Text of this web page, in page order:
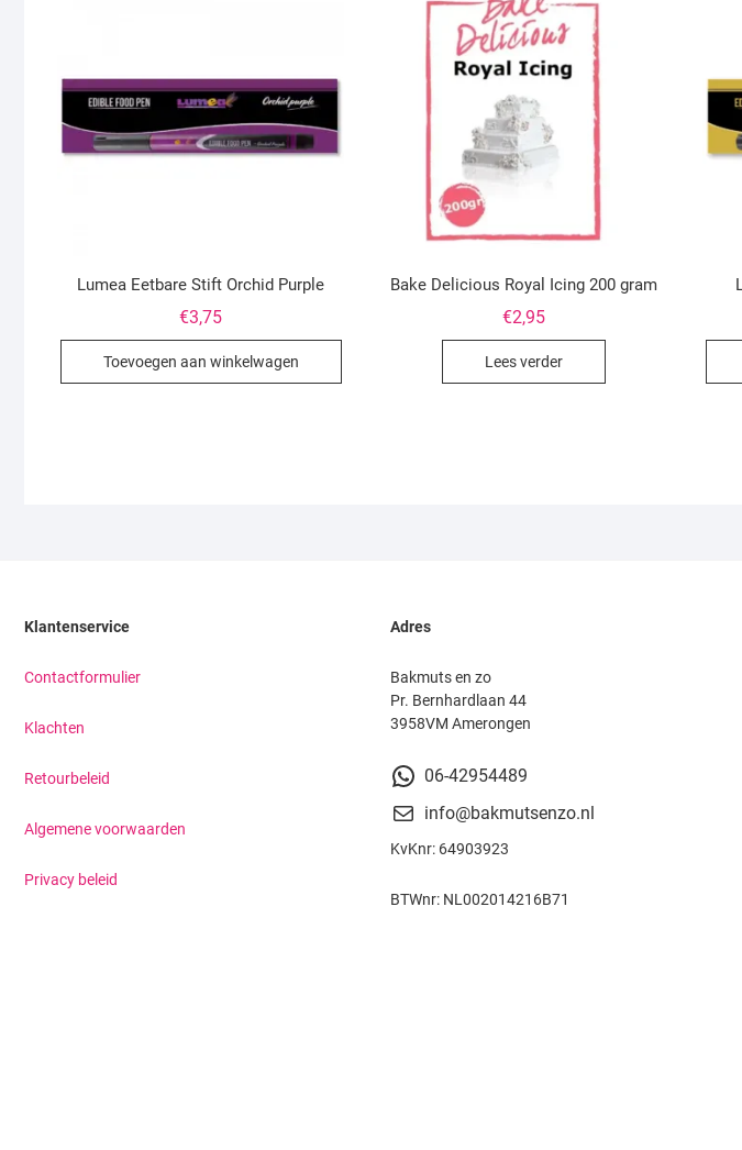
Lumea Eetbare Stift Orchid Purple
€3,75
Toevoegen aan winkelwagen
Bake Delicious Royal Icing 200 gram
€2,95
Lees verder
Klantenservice
Contactformulier
Klachten
Retourbeleid
Algemene voorwaarden
Privacy beleid
Adres
Bakmuts en zo
Pr. Bernhardlaan 44
3958VM Amerongen
06-42954489
info@bakmutsenzo.nl
KvKnr: 64903923
BTWnr: NL002014216B71